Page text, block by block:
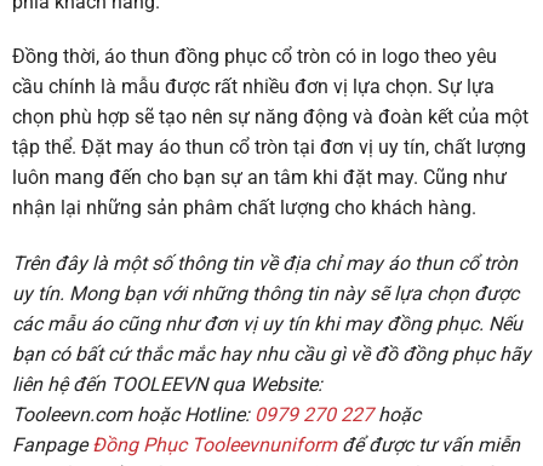
Đồng thời, áo thun đồng phục cổ tròn có in logo theo yêu
cầu chính là mẫu được rất nhiều đơn vị lựa chọn. Sự lựa
chọn phù hợp sẽ tạo nên sự năng động và đoàn kết của một
tập thể. Đặt may áo thun cổ tròn tại đơn vị uy tín, chất lượng
luôn mang đến cho bạn sự an tâm khi đặt may. Cũng như
nhận lại những sản phâm chất lượng cho khách hàng.
Trên đây là một số thông tin về địa chỉ may áo thun cổ tròn
uy tín. Mong bạn với những thông tin này sẽ lựa chọn được
các mẫu áo cũng như đơn vị uy tín khi may đồng phục. Nếu
bạn có bất cứ thắc mắc hay nhu cầu gì về đồ đồng phục hãy
liên hệ đến TOOLEEVN qua Website:
Tooleevn.comhoặcHotline: 0979 270 227hoặc
FanpageĐồng Phục Tooleevnuniformđể được tư vấn miễn